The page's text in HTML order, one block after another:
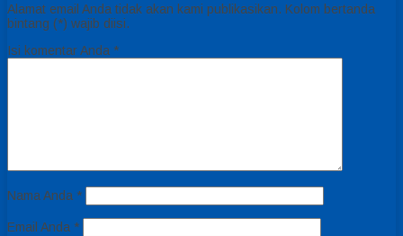
Alamat email Anda tidak akan kami publikasikan. Kolom bertanda
bintang (*) wajib diisi.
Isi komentar Anda *
Nama Anda *
Email Anda *